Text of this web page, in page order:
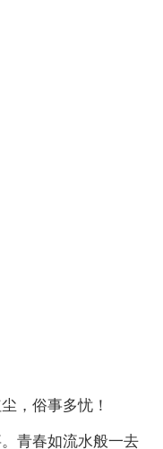
，俗事多忧！
青春如流水般一去